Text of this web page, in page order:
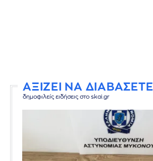
ΑΞΙΖΕΙ ΝΑ ΔΙΑΒΑΣΕΤΕ
δημοφιλείς ειδήσεις στο skai.gr